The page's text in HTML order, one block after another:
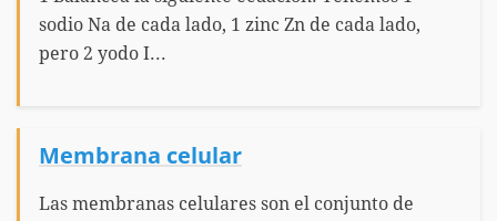
sodio Na de cada lado, 1 zinc Zn de cada lado,
pero 2 yodo I...
Membrana celular
Las membranas celulares son el conjunto de